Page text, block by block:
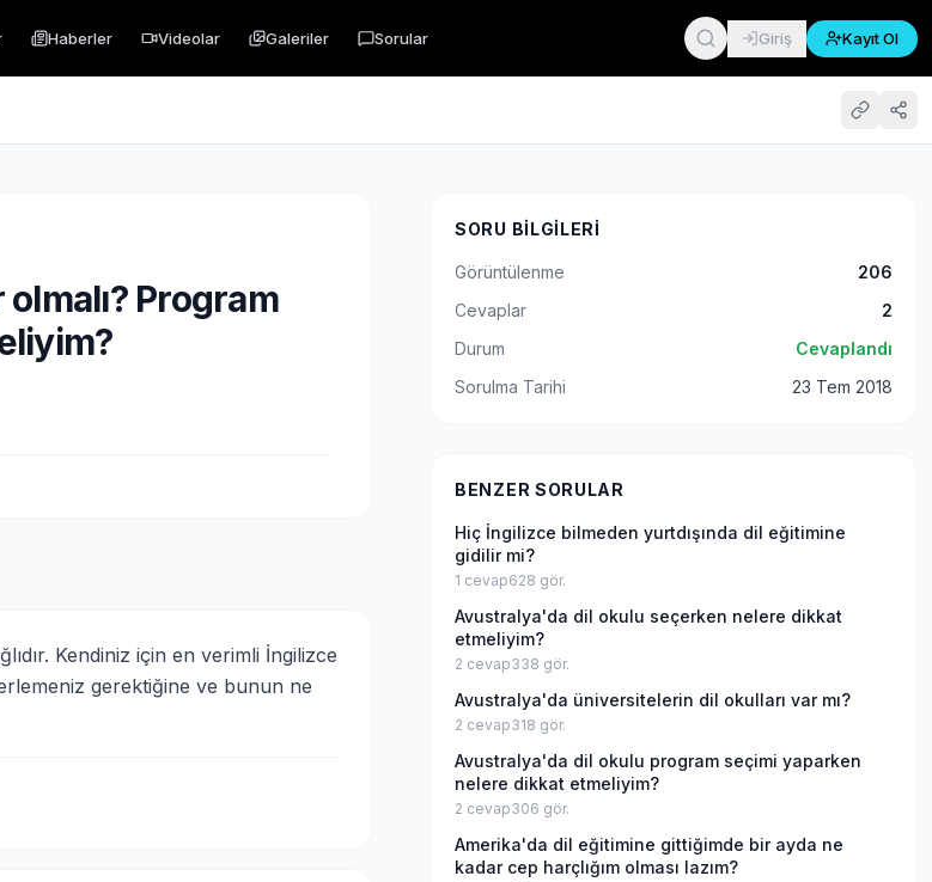
Haberler Videolar Galeriler Sorular Giriş Kayıt Ol
Program
Kendiniz için en verimli İngilizce
gerektiğine ve bunun ne
SORU BILGILERI
Görüntülenme
206
Cevaplar
2
Durum
Cevaplandı
Sorulma Tarihi
23 Tem 2018
BENZER SORULAR
Hiç İngilizce bilmeden yurtdışında dil eğitimine
gidilir mi?
1 cevap628 gör.
Avustralya'da dil okulu seçerken nelere dikkat
etmeliyim?
2 cevap338 gör.
Avustralya'da üniversitelerin dil okulları var mı?
2 cevap318 gör.
Avustralya'da dil okulu program seçimi yaparken
nelere dikkat etmeliyim?
2 cevap306 gör.
Amerika'da dil eğitimine gittiğimde bir ayda ne
kadar cep harçlığım olması lazım?